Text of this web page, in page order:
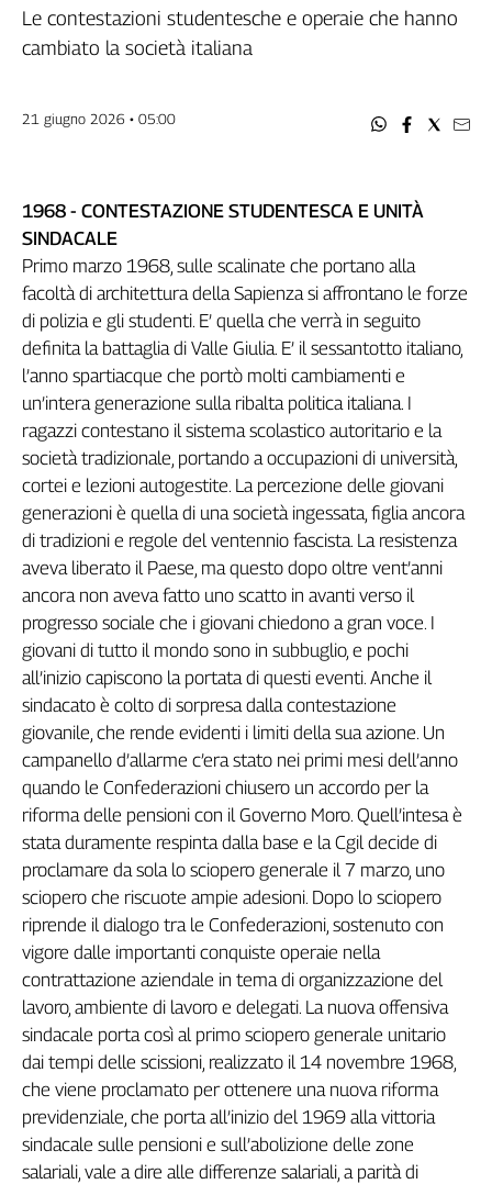
Filcams
Filctem
Fiom
Flc
Fp
Nidil
Slc
Spi
Inca
Caaf
Speciali
G8
di
Genova,
il
sangue
ragione
120
anni
Cgil
Collettiva
Academy
Collettiva
Play
Rubriche
Collettiva
Talk
La
settimana
Collettiva
Girasoli
Il
Sassolino
Linea
Economica
Tech
It
Easy
Le contestazioni studentesche e operaie che hanno
cambiato la società italiana
21 giugno 2026 • 05:00
1968 - CONTESTAZIONE STUDENTESCA E UNITÀ
SINDACALE
Primo marzo 1968, sulle scalinate che portano alla
facoltà di architettura della Sapienza si affrontano le forze
di polizia e gli studenti. E’ quella che verrà in seguito
definita la battaglia di Valle Giulia. E’ il sessantotto italiano,
l’anno spartiacque che portò molti cambiamenti e
un’intera generazione sulla ribalta politica italiana. I
ragazzi contestano il sistema scolastico autoritario e la
società tradizionale, portando a occupazioni di università,
cortei e lezioni autogestite. La percezione delle giovani
generazioni è quella di una società ingessata, figlia ancora
di tradizioni e regole del ventennio fascista. La resistenza
aveva liberato il Paese, ma questo dopo oltre vent’anni
ancora non aveva fatto uno scatto in avanti verso il
progresso sociale che i giovani chiedono a gran voce. I
giovani di tutto il mondo sono in subbuglio, e pochi
all’inizio capiscono la portata di questi eventi. Anche il
sindacato è colto di sorpresa dalla contestazione
giovanile, che rende evidenti i limiti della sua azione. Un
campanello d’allarme c’era stato nei primi mesi dell’anno
quando le Confederazioni chiusero un accordo per la
riforma delle pensioni con il Governo Moro. Quell’intesa è
stata duramente respinta dalla base e la Cgil decide di
proclamare da sola lo sciopero generale il 7 marzo, uno
sciopero che riscuote ampie adesioni. Dopo lo sciopero
riprende il dialogo tra le Confederazioni, sostenuto con
vigore dalle importanti conquiste operaie nella
contrattazione aziendale in tema di organizzazione del
lavoro, ambiente di lavoro e delegati. La nuova offensiva
sindacale porta così al primo sciopero generale unitario
dai tempi delle scissioni, realizzato il 14 novembre 1968,
che viene proclamato per ottenere una nuova riforma
previdenziale, che porta all’inizio del 1969 alla vittoria
sindacale sulle pensioni e sull’abolizione delle zone
salariali, vale a dire alle differenze salariali, a parità di